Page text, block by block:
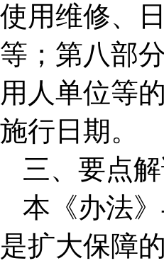
使用维修、
等；第八部
用人单位等
施行日期。
三、要点
本《办法
是扩大保障